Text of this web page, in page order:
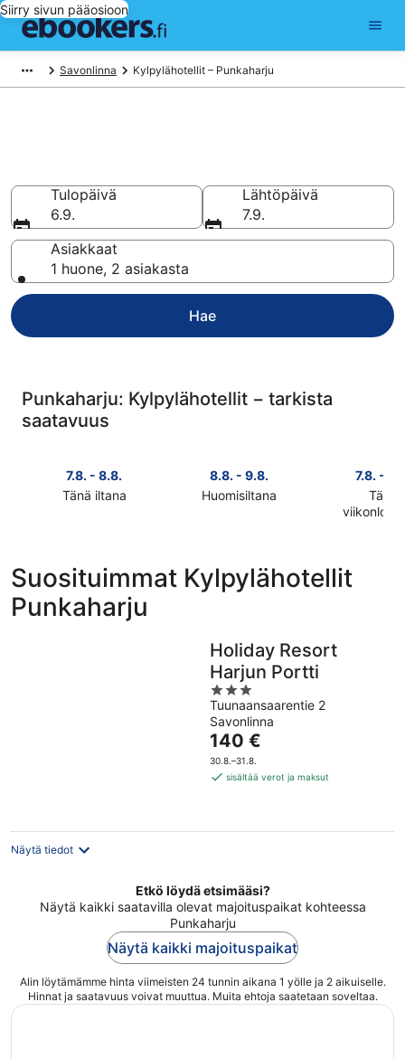
Siirry sivun pääosioon
Savonlinna Kylpylähotellit – Punkaharju
Tulopäivä
6.9.
Lähtöpäivä
7.9.
Asiakkaat
1 huone, 2 asiakasta
Hae
Punkaharju: Kylpylähotellit − tarkista
saatavuus
7.8. - 8.8.
Tänä iltana
hinnat
täksi
illaksi
eli
8.8. - 9.8.
Huomisiltana
hinnat
huomisillaksi
9.8.
7.8. -
Tänä
hinnat
7.8.
Suosituimmat Kylpylähotellit
Punkaharju
Holiday Resort
Harjun Portti
3
out
of
5
Tuunaansaarentie 2
Savonlinna
Hinta
on
140 €
140 €
30.8.–31.8.
sisältää verot ja maksut
Näytä tiedot
Etkö löydä etsimääsi?
Näytä kaikki saatavilla olevat majoituspaikat kohteessa
Punkaharju
Näytä kaikki majoituspaikat
Alin löytämämme hinta viimeisten 24 tunnin aikana 1 yölle ja 2 aikuiselle.
Hinnat ja saatavuus voivat muuttua. Muita ehtoja saatetaan soveltaa.